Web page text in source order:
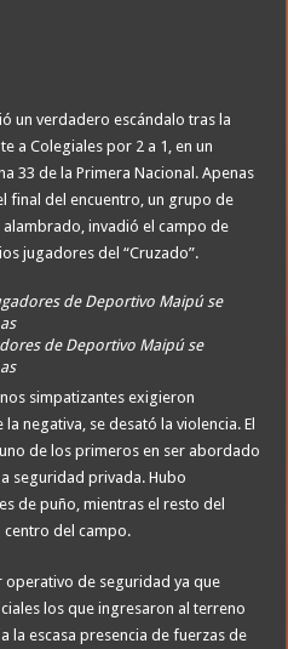
un verdadero escándalo tras la
a Colegiales por 2 a 1, en un
33 de la Primera Nacional. Apenas
final del encuentro, un grupo de
invadió el campo de
jugadores del “Cruzado”.
de Deportivo Maipú se
simpatizantes exigieron
negativa, se desató la violencia. El
de los primeros en ser abordado
seguridad privada. Hubo
de puño, mientras el resto del
centro del campo.
operativo de seguridad ya que
los que ingresaron al terreno
la escasa presencia de fuerzas de